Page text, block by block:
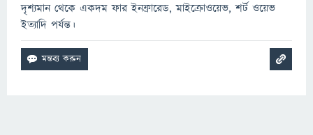
দৃশ্যমান থেকে একদম ফার ইনফ্রারেড, মাইক্রোওয়েভ, শর্ট ওয়েভ
ইত্যাদি পর্যন্ত।